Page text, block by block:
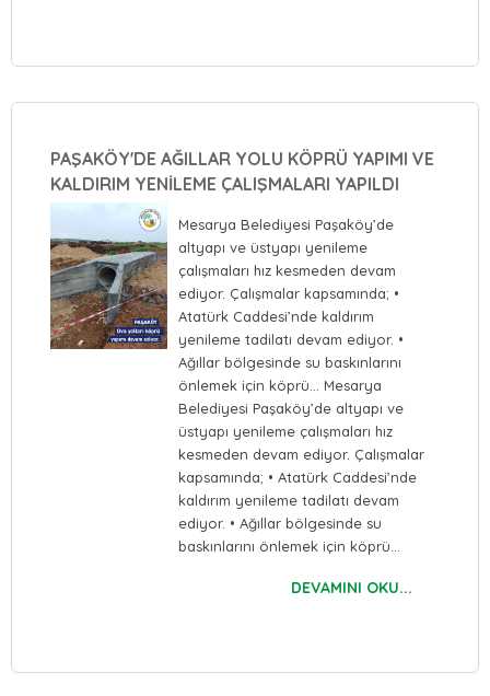
PAŞAKÖY'DE AĞILLAR YOLU KÖPRÜ YAPIMI VE
KALDIRIM YENİLEME ÇALIŞMALARI YAPILDI
Mesarya Belediyesi Paşaköy’de
altyapı ve üstyapı yenileme
çalışmaları hız kesmeden devam
ediyor. Çalışmalar kapsamında; •⁠
⁠Atatürk Caddesi’nde kaldırım
yenileme tadilatı devam ediyor. •⁠
⁠Ağıllar bölgesinde su baskınlarını
önlemek için köprü… Mesarya
Belediyesi Paşaköy’de altyapı ve
üstyapı yenileme çalışmaları hız
kesmeden devam ediyor. Çalışmalar
kapsamında; •⁠ ⁠Atatürk Caddesi’nde
kaldırım yenileme tadilatı devam
ediyor. •⁠ ⁠Ağıllar bölgesinde su
baskınlarını önlemek için köprü…
DEVAMINI OKU...